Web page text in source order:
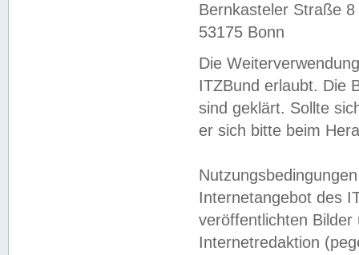
Bernkasteler Straße 8
53175 Bonn
Die
ITZBund erlaubt. Die
sind geklärt. Sollte
er sich bitte beim
Internetangebot des
veröffentlichten
Internetredaktion